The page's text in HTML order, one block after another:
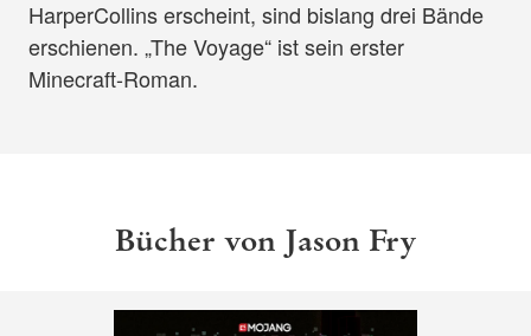
HarperCollins erscheint, sind bislang drei Bände
erschienen. „The Voyage“ ist sein erster
Minecraft-Roman.
Bücher von Jason Fry